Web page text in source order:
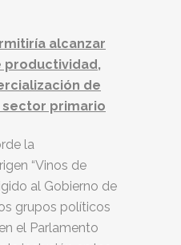
alcanzar
productividad,
de
primario
la
“Vinos de
al Gobierno de
grupos políticos
el Parlamento